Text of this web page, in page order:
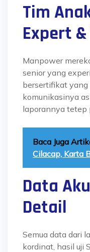
Tim
Expert
Manpower
senior yang
bersertifikat yang
komunikasinya
laporannya tetep
Baca Juga
Cilacap, Karta
Data
Detail
Semua data dari
kordinat, hasil uji